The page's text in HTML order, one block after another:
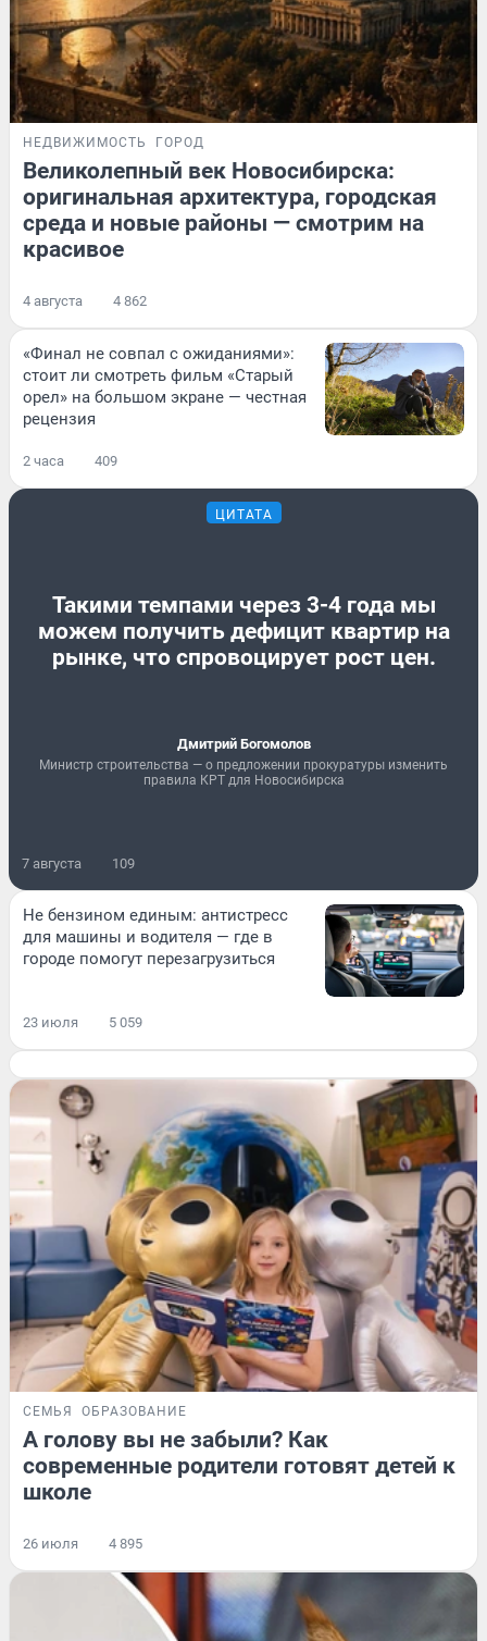
НЕДВИЖИМОСТЬ ГОРОД
Великолепный век Новосибирска:
оригинальная архитектура, городская
среда и новые районы — смотрим на
красивое
4 августа 4 862
«Финал не совпал с ожиданиями»:
стоит ли смотреть фильм «Старый
орел» на большом экране — честная
рецензия
2 часа 409
ЦИТАТА
Такими темпами через 3-4 года мы
можем получить дефицит квартир на
рынке, что спровоцирует рост цен.
Дмитрий Богомолов
Министр строительства — о предложении прокуратуры изменить
правила КРТ для Новосибирска
7 августа 109
Не бензином единым: антистресс
для машины и водителя — где в
городе помогут перезагрузиться
23 июля 5 059
СЕМЬЯ ОБРАЗОВАНИЕ
А голову вы не забыли? Как
современные родители готовят детей к
школе
26 июля 4 895